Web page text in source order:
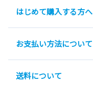
はじめて購入する方へ
お支払い方法について
送料について